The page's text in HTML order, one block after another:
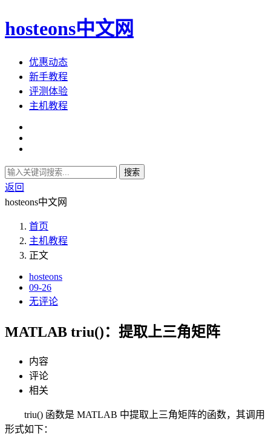
hosteons中文网
优惠动态
新手教程
评测体验
主机教程
搜索
返回
hosteons中文网
首页
主机教程
正文
hosteons
09-26
无评论
MATLAB triu()：提取上三角矩阵
内容
评论
相关
triu() 函数是 MATLAB 中提取上三角矩阵的函数，其调用
形式如下：